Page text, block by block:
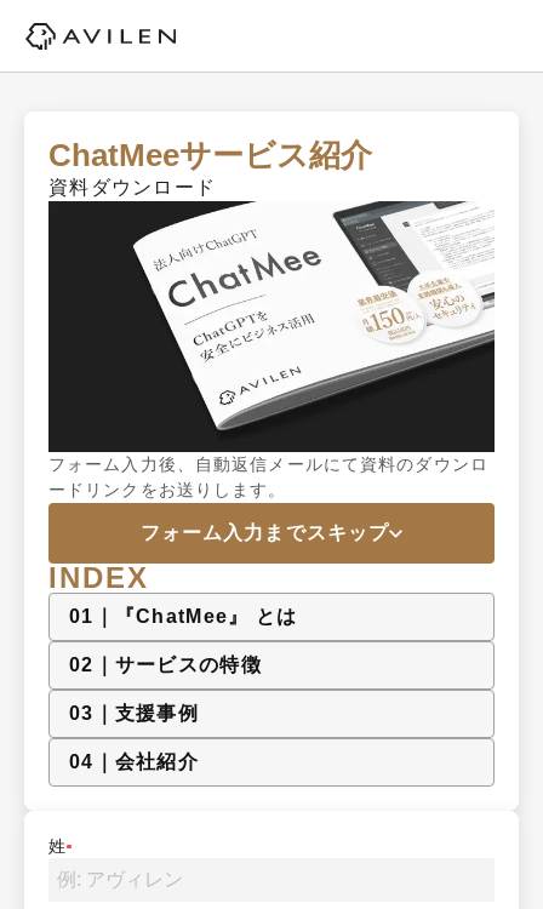
ChatMeeサービス紹介
資料ダウンロード
フォーム入力後、自動返信メールにて資料のダウンロ
ードリンクをお送りします。
フォーム入力までスキップ
INDEX
01 『ChatMee』 とは
02 サービスの特徴
03 支援事例
04 会社紹介
姓